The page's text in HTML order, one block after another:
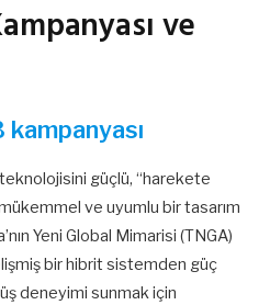
ve
güçlü, “harekete
ve uyumlu bir tasarım
Yeni Global Mimarisi (TNGA)
bir hibrit sistemden güç
deneyimi sunmak için